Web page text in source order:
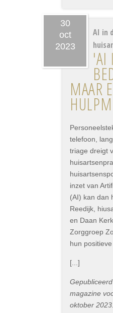
30
oct
2023
AI in
'AI
MAAR
telefoon,
triage dreigt
inzet van
(AI) kan dan
Reedijk,
en Daan
Zorggroep
hun
[...]
magazine
oktober 2023.